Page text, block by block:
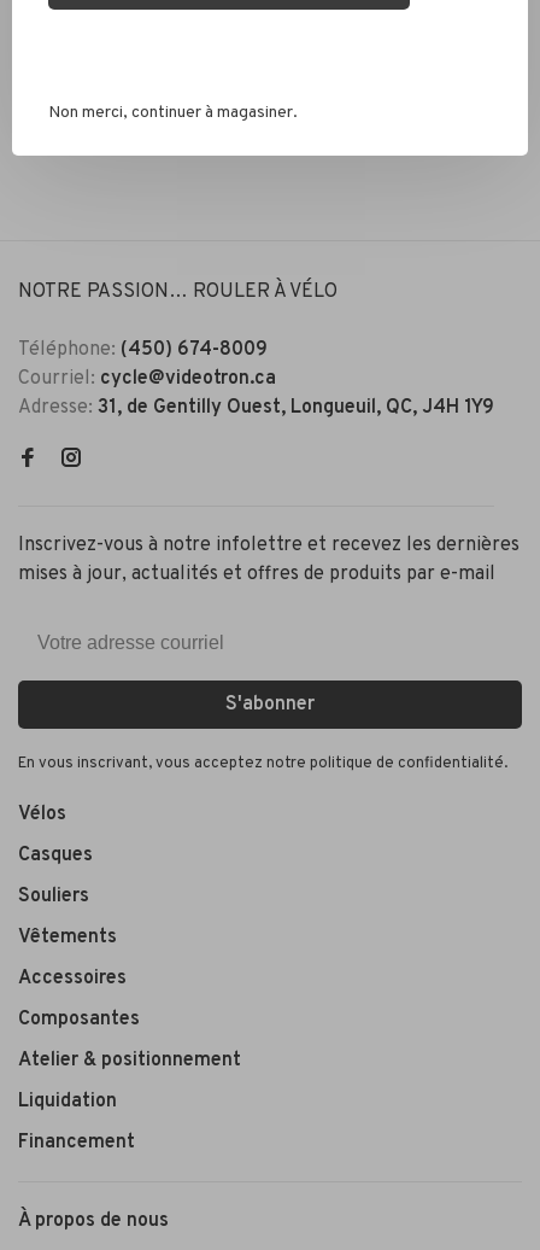
Que ce soit pour un vélo de route, hybride ou électrique, nous
NOTRE PASSION… ROULER À VÉLO
Téléphone: (450) 674-8009
Courriel: cycle@videotron.ca
Adresse: 31, de Gentilly Ouest, Longueuil, QC, J4H 1Y9
Inscrivez-vous à notre infolettre et recevez les dernières
mises à jour, actualités et offres de produits par e-mail
S'abonner
En vous inscrivant, vous acceptez notre politique de confidentialité.
Vélos
Casques
Souliers
Vêtements
Accessoires
Composantes
Atelier & positionnement
Liquidation
Financement
À propos de nous
Non merci, continuer à magasiner.